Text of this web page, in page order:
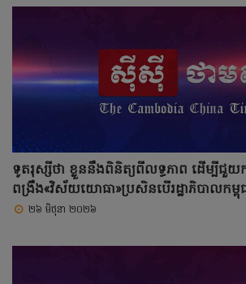
ទូតរុស្សីថា ខ្លួននឹងពិនិត្យពីលទ្ធភាព ដើម្បីជួយក
ពង្រឹង«វិស័យយោធា»ប្រសិនបើរដ្ឋាភិបាលកម្ពុជ
២៦ មិថុនា ២០២៦